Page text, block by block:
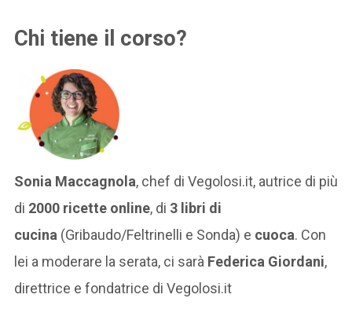
Chi tiene il corso?
Sonia Maccagnola, chef di Vegolosi.it, autrice di più
di 2000 ricette online, di 3 libri di
cucina (Gribaudo/Feltrinelli e Sonda) e cuoca. Con
lei a moderare la serata, ci sarà Federica Giordani,
direttrice e fondatrice di Vegolosi.it